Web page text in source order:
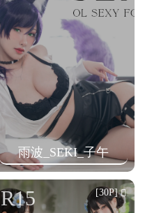
雨波_SEKI_子午
R15 [30P]